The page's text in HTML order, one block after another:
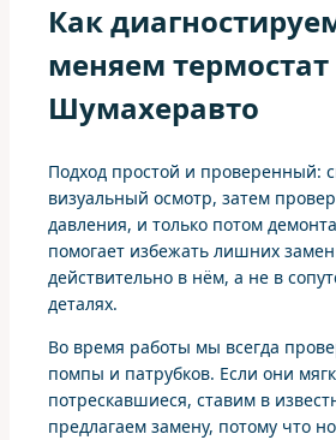
Как
меняем термостат
Шумахеравто
Подход простой и проверенный:
визуальный осмотр, затем
давления, и только потом
помогает избежать лишних
действительно в нём, а не в
деталях.
Во время работы мы всегда
помпы и патрубков. Если они
потрескавшиеся, ставим в
предлагаем замену, потому что